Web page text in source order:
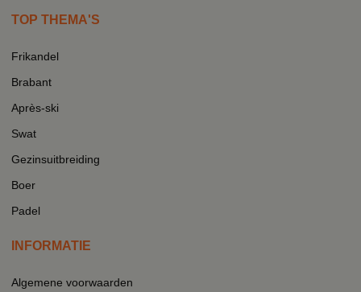
TOP THEMA'S
Frikandel
Brabant
Après-ski
Swat
Gezinsuitbreiding
Boer
Padel
INFORMATIE
Algemene voorwaarden